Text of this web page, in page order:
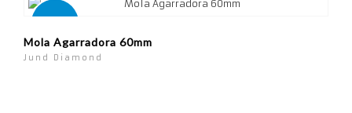
Mola Agarradora 60mm
Jund Diamond